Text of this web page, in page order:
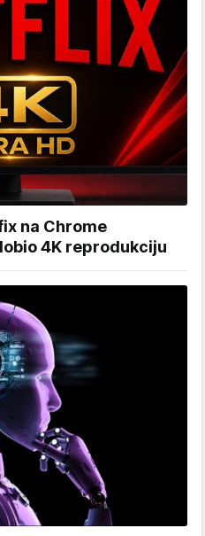
na Chrome
4K reprodukciju